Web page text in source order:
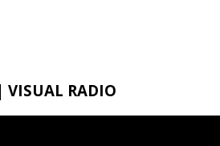
VISUAL RADIO